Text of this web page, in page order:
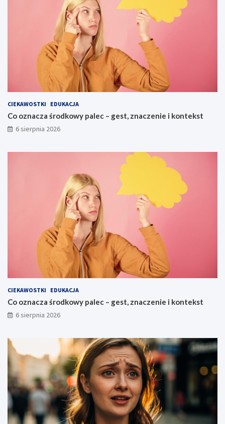
CIEKAWOSTKI EDUKACJA
Co oznacza środkowy palec – gest, znaczenie i kontekst
6 sierpnia 2026
CIEKAWOSTKI EDUKACJA
Co oznacza środkowy palec – gest, znaczenie i kontekst
6 sierpnia 2026